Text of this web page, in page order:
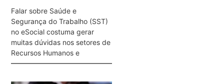
Falar sobre Saúde e
Segurança do Trabalho (SST)
no eSocial costuma gerar
muitas dúvidas nos setores de
Recursos Humanos e